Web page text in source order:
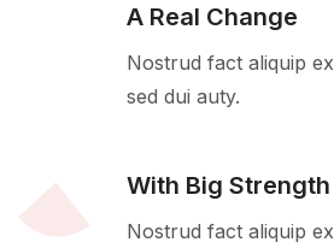
A Real Change
Nostrud fact aliquip
sed dui auty.
With Big Strength
Nostrud fact aliquip